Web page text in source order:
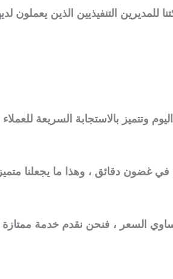
للمديرين التنفيذيين الذين يعملون
على مدار 24 ساعة في اليوم وتتميز بالاستجابة السريعة
في غضون دقائق ، وهذا ما يجعلنا
السعر ، فنحن نقدم خدمة ممتازة